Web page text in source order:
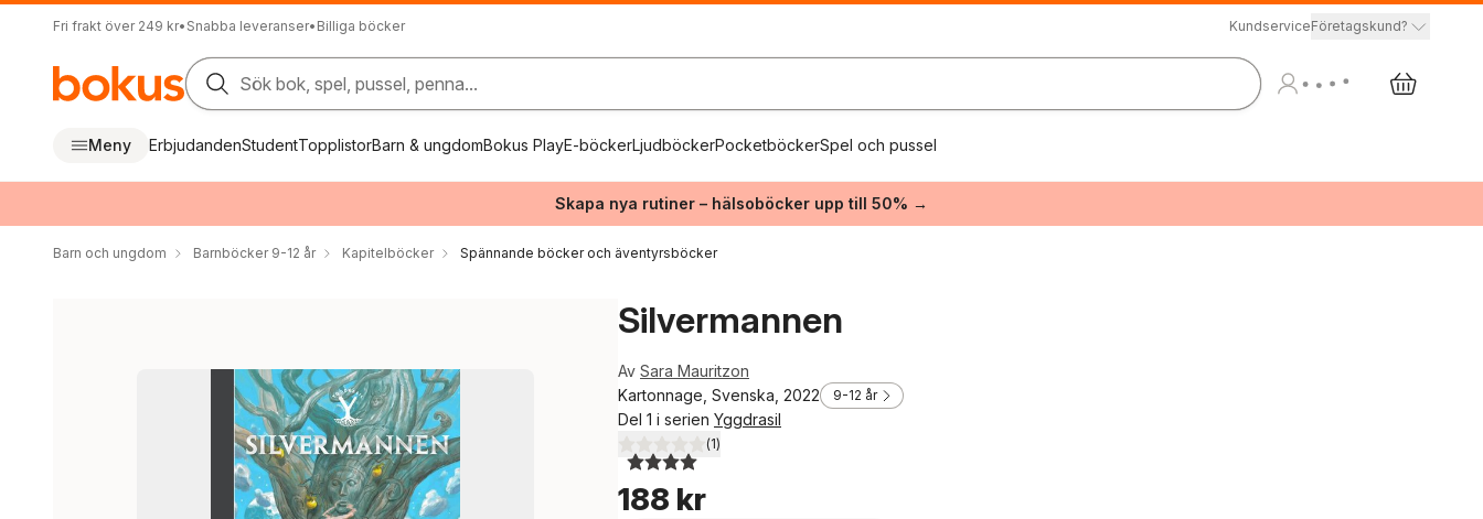
Fri frakt över 249 kr• Snabba leveranser• Billiga böcker KundserviceFöretagskund?
Sök bok, spel, pussel, penna...
Meny ErbjudandenStudentTopplistorBarn & ungdomBokus PlayE-böckerLjudböckerPocketböckerSpel och pussel
Skapa nya rutiner – hälsoböcker upp till 50% →
Barn och ungdom Barnböcker 9-12 år Kapitelböcker Spännande böcker och äventyrsböcker
Silvermannen
Av Sara Mauritzon
Kartonnage, Svenska, 2022
9-12 år
Del 1 i serien Yggdrasil
4,0utav 5 stjärnor. Totalt antal röster:
(1)
188 kr